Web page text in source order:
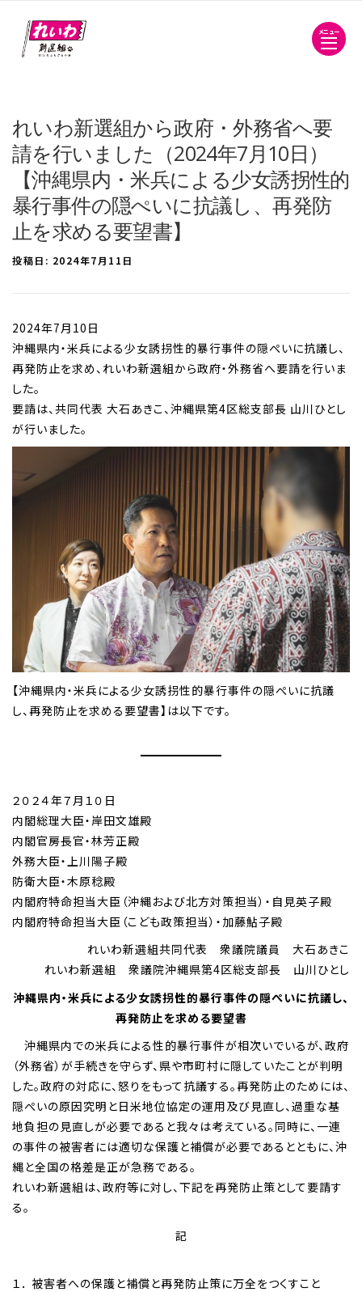
メニュー
れいわ新選組から政府・外務省へ要
請を行いました（2024年7月10日）
【沖縄県内・米兵による少女誘拐性的
暴行事件の隠ぺいに抗議し、再発防
止を求める要望書】
投稿日: 2024年7月11日
2024年7月10日
沖縄県内・米兵による少女誘拐性的暴行事件の隠ぺいに抗議し、
再発防止を求め、れいわ新選組から政府・外務省へ要請を行いま
した。
要請は、共同代表 大石あきこ、沖縄県第4区総支部長 山川ひとし
が行いました。
【沖縄県内・米兵による少女誘拐性的暴行事件の隠ぺいに抗議
し、再発防止を求める要望書】は以下です。
２０２４年７月１０日
内閣総理大臣・岸田文雄殿
内閣官房長官・林芳正殿
外務大臣・上川陽子殿
防衛大臣・木原稔殿
内閣府特命担当大臣（沖縄および北方対策担当）・自見英子殿
内閣府特命担当大臣（こども政策担当）・加藤鮎子殿
れいわ新選組共同代表 衆議院議員 大石あきこ
れいわ新選組 衆議院沖縄県第4区総支部長 山川ひとし
沖縄県内・米兵による少女誘拐性的暴行事件の隠ぺいに抗議し、
再発防止を求める要望書
沖縄県内での米兵による性的暴行事件が相次いでいるが、政府
（外務省）が手続きを守らず、県や市町村に隠していたことが判明
した。政府の対応に、怒りをもって抗議する。再発防止のためには、
隠ぺいの原因究明と日米地位協定の運用及び見直し、過重な基
地負担の見直しが必要であると我々は考えている。同時に、一連
の事件の被害者には適切な保護と補償が必要であるとともに、沖
縄と全国の格差是正が急務である。
れいわ新選組は、政府等に対し、下記を再発防止策として要請す
る。
記
１． 被害者への保護と補償と再発防止策に万全をつくすこと